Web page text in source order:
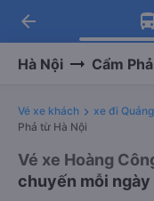
Tải
Nhận
Tải
-30k/
arrow_back
Hà Nội Cẩm Phả
Vé xe khách xe đi
Phả từ Hà Nội
Vé xe Hoàng
chuyến mỗi ngày